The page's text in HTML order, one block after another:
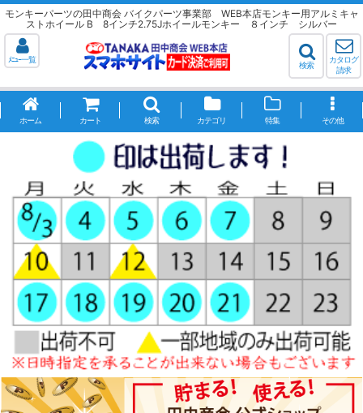
モンキーパーツの田中商会 バイクパーツ事業部 WEB本店モンキー用アルミキャ
ストホイール B 8インチ2.75Jホイールモンキー ８インチ シルバー
ﾒﾆｭｰ一覧
検索
カタログ
請求
ホーム カート 検索 カテゴリ 特集 その他